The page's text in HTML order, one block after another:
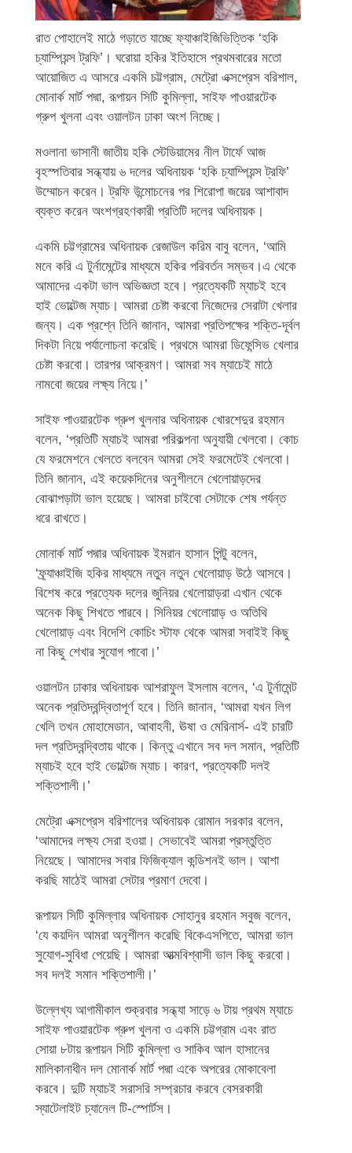
রাত পোহালেই মাঠে গড়াতে যাচ্ছে ফ্যাঞ্চাইজিভিত্তিক ‘হকি
চ্যাম্পিয়ন্স ট্রফি’। ঘরোয়া হকির ইতিহাসে প্রথমবারের মতো
আয়োজিত এ আসরে একমি চট্টগ্রাম, মেট্রো এক্সপ্রেস বরিশাল,
মোনার্ক মার্ট পদ্মা, রূপায়ন সিটি কুমিল্লা, সাইফ পাওয়ারটেক
গ্রুপ খুলনা এবং ওয়ালটন ঢাকা অংশ নিচ্ছে।
মওলানা ভাসানী জাতীয় হকি স্টেডিয়ামের নীল টার্ফে আজ
বৃহস্পতিবার সন্ধ্যায় ৬ দলের অধিনায়ক ‘হকি চ্যাম্পিয়ন্স ট্রফি’
উম্মোচন করেন। ট্রফি উন্মোচনের পর শিরোপা জয়ের আশাবাদ
ব্যক্ত করেন অংশগ্রহণকারী প্রতিটি দলের অধিনায়ক।
একমি চট্টগ্রামের অধিনায়ক রেজাউল করিম বাবু বলেন, ‘আমি
মনে করি এ টুর্নামেন্টের মাধ্যমে হকির পরিবর্তন সম্ভব।এ থেকে
আমাদের একটা ভাল অভিজ্ঞতা হবে। প্রত্যেকটি ম্যাচই হবে
হাই ভোল্টেজ ম্যাচ। আমরা চেষ্টা করবো নিজেদের সেরাটা খেলার
জন্য। এক প্রশ্নে তিনি জানান, আমরা প্রতিপক্ষের শক্তি-দূর্বল
দিকটা নিয়ে পর্যালোচনা করেছি। প্রথমে আমরা ডিফেন্সিভ খেলার
চেষ্টা করবো। তারপর আক্রমণ। আমরা সব ম্যাচেই মাঠে
নামবো জয়ের লক্ষ্য নিয়ে।’
সাইফ পাওয়ারটেক গ্রুপ খুলনার অধিনায়ক খোরশেদুর রহমান
বলেন, ‘প্রতিটি ম্যাচই আমরা পরিকল্পনা অনুযায়ী খেলবো। কোচ
যে ফরমেশনে খেলতে বলবেন আমরা সেই ফরমেটেই খেলবো।
তিনি জানান, এই কয়েকদিনের অনুশীলনে খেলোয়াড়দের
বোঝাপড়াটা ভাল হয়েছে। আমরা চাইবো সেটাকে শেষ পর্যন্ত
ধরে রাখতে।
মোনার্ক মার্ট পদ্মার অধিনায়ক ইমরান হাসান পিন্টু বলেন,
‘ফ্র্যাঞ্চাইজি হকির মাধ্যমে নতুন নতুন খেলোয়াড় উঠে আসবে।
বিশেষ করে প্রত্যেক দলের জুনিয়র খেলোয়াড়রা এখান থেকে
অনেক কিছু শিখতে পারবে। সিনিয়র খেলোয়াড় ও অতিথি
খেলোয়াড় এবং বিদেশি কোচিং স্টাফ থেকে আমরা সবাইই কিছু
না কিছু শেখার সুযোগ পাবো।’
ওয়ালটন ঢাকার অধিনায়ক আশরাফুল ইসলাম বলেন, ‘এ টুর্নামেন্ট
অনেক প্রতিদ্বন্দ্বিতাপূর্ণ হবে। তিনি জানান, ‘আমরা যখন লিগ
খেলি তখন মোহামেডান, আবাহনী, ঊষা ও মেরিনার্স- এই চারটি
দল প্রতিদ্বন্দ্বিতায় থাকে। কিন্তু এখানে সব দল সমান, প্রতিটি
ম্যাচই হবে হাই ভোল্টেজ ম্যাচ। কারণ, প্রত্যেকটি দলই
শক্তিশালী।’
মেট্রো এক্সপ্রেস বরিশালের অধিনায়ক রোমান সরকার বলেন,
‘আমাদের লক্ষ্য সেরা হওয়া। সেভাবেই আমরা প্রস্তুত্তি
নিয়েছে। আমাদের সবার ফিজিক্যাল কন্ডিশনই ভাল। আশা
করছি মাঠেই আমরা সেটার প্রমাণ দেবো।
রূপায়ন সিটি কুমিল্লার অধিনায়ক সোহানুর রহমান সবুজ বলেন,
‘যে কয়দিন আমরা অনুশীলন করেছি বিকেএসপিতে, আমরা ভাল
সুযোগ-সুবিধা পেয়েছি। আমরা আত্মবিশ্বাসী ভাল কিছু করবো।
সব দলই সমান শক্তিশালী।’
উল্লেখ্য আগামীকাল শুক্রবার সন্ধ্যা সাড়ে ৬ টায় প্রথম ম্যাচে
সাইফ পাওয়ারটেক গ্রুপ খুলনা ও একমি চট্টগ্রাম এবং রাত
সোয়া ৮টায় রূপায়ন সিটি কুমিল্লা ও সাকিব আল হাসানের
মালিকানাধীন দল মোনার্ক মার্ট পদ্মা একে অপরের মোকাবেলা
করবে। দুটি ম্যাচই সরাসরি সম্প্রচার করবে বেসরকারী
স্যাটেলাইট চ্যানেল টি-স্পোর্টস।